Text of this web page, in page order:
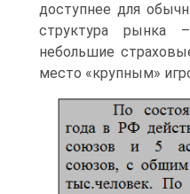
доступнее для
структура рынка
небольшие
место «крупным»